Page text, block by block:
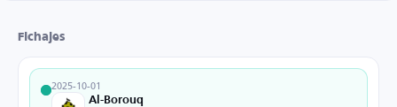
Fichajes
2025-10-01
Al-Borouq